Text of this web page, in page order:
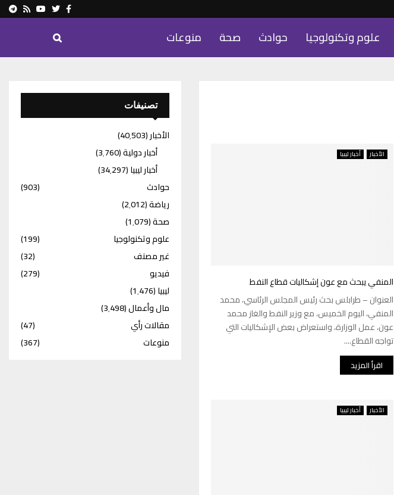
Facebook
Twitter
Youtube
Rss
علوم وتكنولوجيا حوادث صحة منوعات
الأخبار أخبار ليبيا
المنفي يبحث مع عون إشكاليات قطاع النفط
العنوان – طرابلس بحث رئيس المجلس الرئاسي، محمد
المنفي، اليوم الخميس، مع وزير النفط والغاز محمد
عون، عمل الوزارة، واستعراض بعض الإشكاليات التي
تواجه القطاع....
اقرأ المزيد
الأخبار أخبار ليبيا
تصنيفات
الأخبار(40٬503)
أخبار دولية(3٬760)
أخبار ليبيا(34٬297)
حوادث
(903)
رياضة(2٬012)
صحة(1٬079)
علوم وتكنولوجيا
(199)
غير مصنف
(32)
فيديو
(279)
ليبيا(1٬476)
مال وأعمال(3٬498)
مقالات رأي
(47)
منوعات
(367)